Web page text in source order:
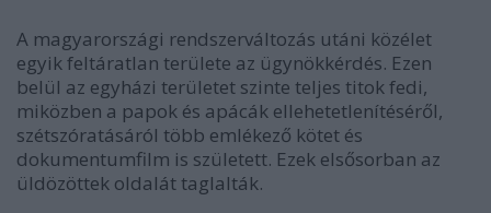
A magyarországi rendszerváltozás utáni közélet
egyik feltáratlan területe az ügynökkérdés. Ezen
belül az egyházi területet szinte teljes titok fedi,
miközben a papok és apácák ellehetetlenítéséről,
szétszóratásáról több emlékező kötet és
dokumentumfilm is született. Ezek elsősorban az
üldözöttek oldalát taglalták.